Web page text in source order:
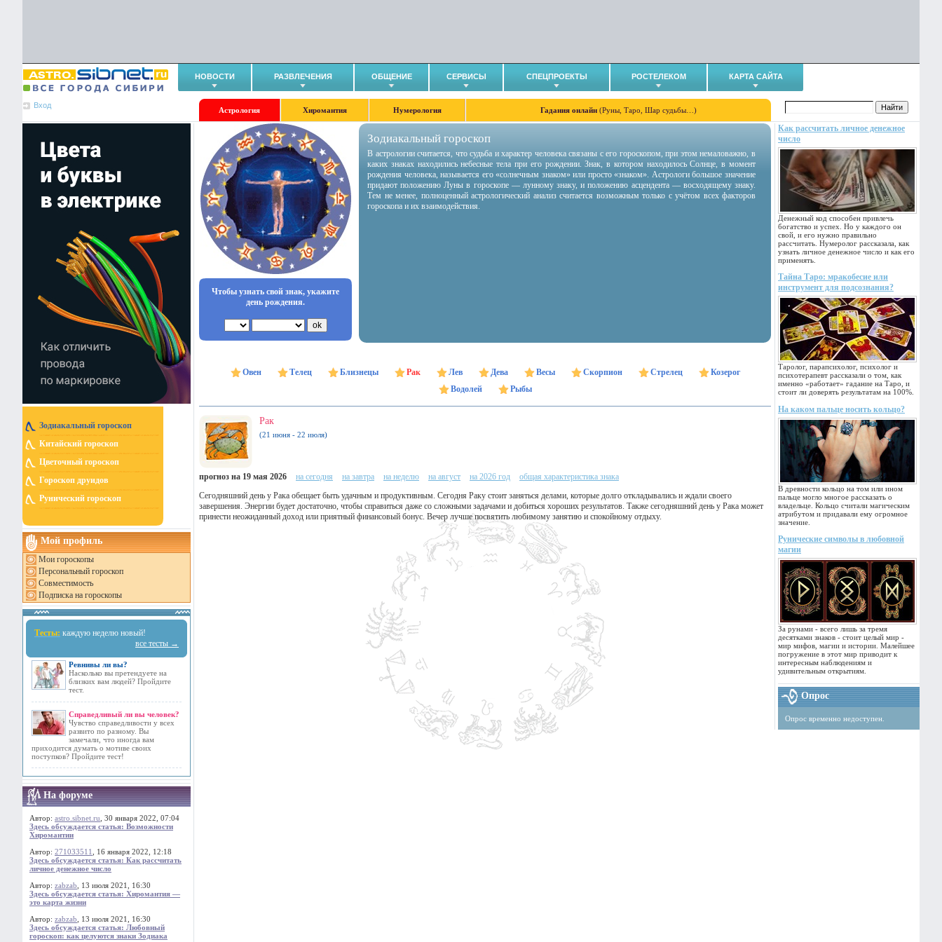
НОВОСТИ РАЗВЛЕЧЕНИЯ ОБЩЕНИЕ СЕРВИСЫ СПЕЦПРОЕКТЫ РОСТЕЛЕКОМ КАРТА САЙТА
Вход
Астрология Хиромантия Нумерология Гадания онлайн (Руны, Таро, Шар судьбы…)
Зодиакальный гороскоп
Китайский гороскоп
Цветочный гороскоп
Гороскоп друидов
Рунический гороскоп
Мой профиль
Мои гороскопы
Персональный гороскоп
Совместимость
Подписка на гороскопы
Тесты: каждую неделю новый!
все тесты →
Ревнивы ли вы?
Насколько вы претендуете на
близких вам людей? Пройдите
тест.
Справедливый ли вы человек?
Чувство справедливости у всех
развито по разному. Вы
замечали, что иногда вам
приходится думать о мотиве своих
поступков? Пройдите тест!
На форуме
Автор: astro.sibnet.ru , 30 января 2022, 07:04
Здесь обсуждается статья: Возможности
Хиромантии
Автор: 271033511
, 16 января 2022, 12:18
Здесь обсуждается статья: Как рассчитать
личное денежное число
Автор: zabzab , 13 июля 2021, 16:30
Здесь обсуждается статья: Хиромантия —
это карта жизни
Автор: zabzab , 13 июля 2021, 16:30
Здесь обсуждается статья: Любовный
гороскоп: как целуются знаки Зодиака
Как рассчитать личное денежное
число
Денежный код способен привлечь
богатство и успех. Но у каждого он
свой, и его нужно правильно
рассчитать. Нумеролог рассказала, как
узнать личное денежное число и как его
применять.
Тайна Таро: мракобесие или
инструмент для подсознания?
Таролог, парапсихолог, психолог и
психотерапевт рассказали о том, как
именно «работает» гадание на Таро, и
стоит ли доверять результатам на 100%.
На каком пальце носить кольцо?
В древности кольцо на том или ином
пальце могло многое рассказать о
владельце. Кольцо считали магическим
атрибутом и придавали ему огромное
значение.
Рунические символы в любовной
магии
За рунами - всего лишь за тремя
десятками знаков - стоит целый мир -
мир мифов, магии и истории. Малейшее
погружение в этот мир приводит к
интересным наблюдениям и
удивительным открытиям.
Опрос
Опрос временно недоступен.
Чтобы узнать свой знак, укажите
день рождения.
Зодиакальный гороскоп
В астрологии считается, что судьба и характер человека связаны с его гороскопом, при этом немаловажно, в
каких знаках находились небесные тела при его рождении. Знак, в котором находилось Солнце, в момент
рождения человека, называется его «солнечным знаком» или просто «знаком». Астрологи большое значение
придают положению Луны в гороскопе — лунному знаку, и положению асцендента — восходящему знаку.
Тем не менее, полноценный астрологический анализ считается возможным только с учётом всех факторов
гороскопа и их взаимодействия.
Овен Телец Близнецы Рак Лев Дева Весы Скорпион Стрелец
Козерог
Водолей
Рыбы
Рак
(21 июня - 22 июля)
прогноз на 19 мая 2026 на сегодня на завтра на неделю на август на 2026 год
общая характеристика знака
Сегодняшний день у Рака обещает быть удачным и продуктивным. Сегодня Раку стоит заняться делами, которые долго откладывались и ждали своего
завершения. Энергии будет достаточно, чтобы справиться даже со сложными задачами и добиться хороших результатов. Также сегодняшний день у Рака может
принести неожиданный доход или приятный финансовый бонус. Вечер лучше посвятить любимому занятию и спокойному отдыху.